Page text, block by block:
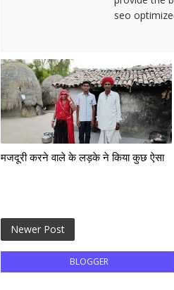
seo
मजदूरी करने वाले के लड़के ने किया कुछ ऐसा
Newer Post
BLOGGER